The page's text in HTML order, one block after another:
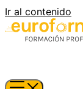
Ir al contenido